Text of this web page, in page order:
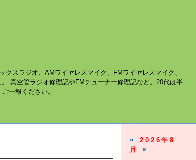
スラジオ、AMワイヤレスマイク、FMワイヤレスマイク、
。 真空管ラジオ修理記やFMチューナー修理記など。20代は半
一報ください。
« 2026年8
月
»